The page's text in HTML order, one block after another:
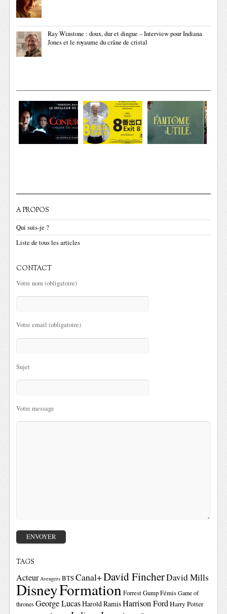
Ray Winstone : doux, dur et dingue – Interview pour Indiana
Jones et le royaume du crâne de cristal
A PROPOS
Qui suis-je ?
Liste de tous les articles
CONTACT
Votre nom (obligatoire)
Votre email (obligatoire)
Sujet
Votre message
TAGS
Acteur Avengers BTSCanal+David FincherDavid Mills
DisneyFormationForrest GumpFémis Game of
thrones George LucasHarold RamisHarrison FordHarry Potter